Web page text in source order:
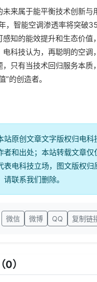
未来属于能平衡技术创新与
，智能空调渗透率将突破
感知的能效提升和生态价值
电科技认为，再聪明的空调
，只有当技术回归服务本质
”的创造者。
站原创文章文字版权归电科
者和出处；本站转载文章仅
表电科技立场，图文版权归
请联系我们删除。
微信 微博 QQ 复制链
0）